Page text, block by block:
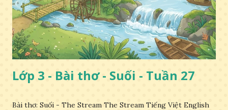
Lớp 3 - Bài thơ - Suối - Tuần 27
Bài thơ: Suối - The Stream The Stream Tiếng Việt English